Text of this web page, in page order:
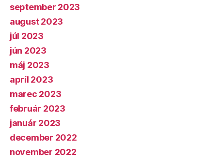
september 2023
august 2023
júl 2023
jún 2023
máj 2023
apríl 2023
marec 2023
február 2023
január 2023
december 2022
november 2022